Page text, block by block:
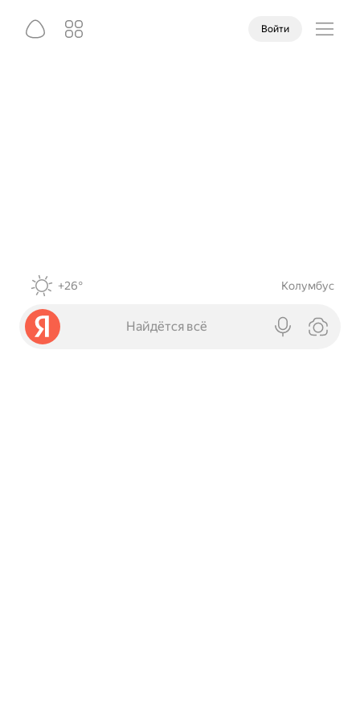
Войти
+26° Колумбус
Найдётся всё